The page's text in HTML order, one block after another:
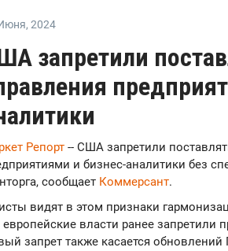
, 2024
запретили
Репорт -- США запретили
и бизнес-аналитики без
сообщает Коммерсант.
видят в этом признаки
власти ранее запретили
запрет также касается